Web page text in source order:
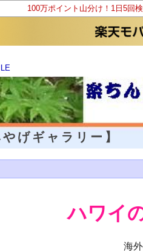
100万ポイント山分け！1日5回
やげギャラリー】
ハワイ
海